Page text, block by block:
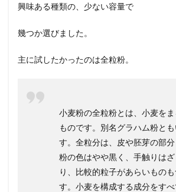
興味ある種類の、少ない容量で
幾つか選びました。
主に試したかったのは全粒粉。
小麦粉の全粒粉とは、小麦を
ものです。別名グラハム粉と
す。全粒分は、皮や胚芽の部
粉の色はやや黒く、手触りは
り、比較的粒子があらいもの
す。小麦を構成する成分をす